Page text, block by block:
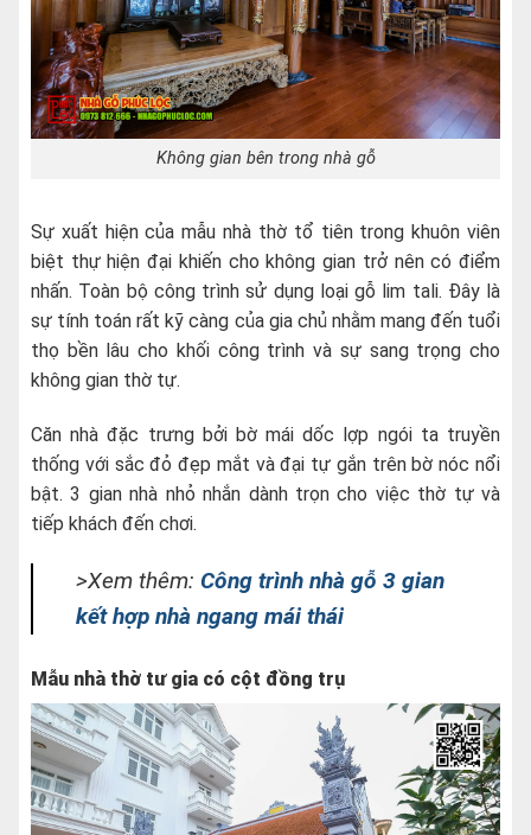
Không gian bên trong nhà gỗ
Sự xuất hiện của mẫu nhà thờ tổ tiên trong khuôn viên
biệt thự hiện đại khiến cho không gian trở nên có điểm
nhấn. Toàn bộ công trình sử dụng loại gỗ lim tali. Đây là
sự tính toán rất kỹ càng của gia chủ nhằm mang đến tuổi
thọ bền lâu cho khối công trình và sự sang trọng cho
không gian thờ tự.
Căn nhà đặc trưng bởi bờ mái dốc lợp ngói ta truyền
thống với sắc đỏ đẹp mắt và đại tự gắn trên bờ nóc nổi
bật. 3 gian nhà nhỏ nhắn dành trọn cho việc thờ tự và
tiếp khách đến chơi.
>Xem thêm: Công trình nhà gỗ 3 gian
kết hợp nhà ngang mái thái
Mẫu nhà thờ tư gia có cột đồng trụ